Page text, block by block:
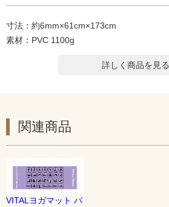
寸法：約6mm×61cm×173cm
素材：PVC 1100g
詳しく商品を見る
関連商品
VITALヨガマット パ